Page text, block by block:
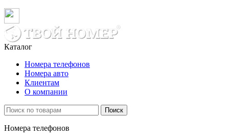
Каталог
Номера телефонов
Номера авто
Клиентам
О компании
Поиск
Номера телефонов